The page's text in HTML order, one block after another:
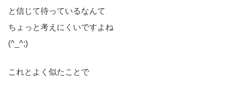
と信じて待っているなんて
ちょっと考えにくいですよね
(^_^;)
これとよく似たことで